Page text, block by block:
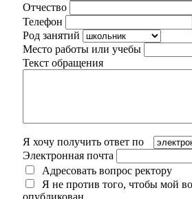
Отчество
Телефон
Род занятий
Место работы или учебы
Текст обращения
Я хочу получить ответ по
Электронная почта
Адресовать вопрос ректору
Я не против того, чтобы мой
опубликован